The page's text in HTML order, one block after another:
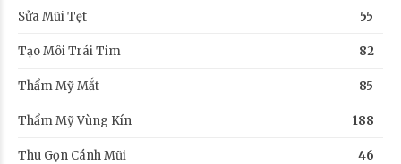
Sửa Mũi Tẹt 55
Tạo Môi Trái Tim 82
Thẩm Mỹ Mắt 85
Thẩm Mỹ Vùng Kín 188
Thu Gọn Cánh Mũi 46